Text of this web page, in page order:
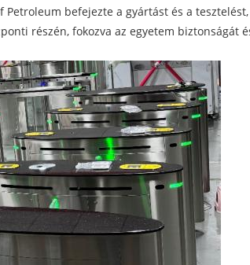
Petroleum befejezte a gyártást és a
részén, fokozva az egyetem biztonságát